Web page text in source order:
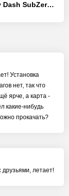
Geometry Dash SubZero - [Взлом/МОД Много денег]
Установка
нет, так что
ярче, а карта -
какие-нибудь
прокачать?
друзьями, летает!